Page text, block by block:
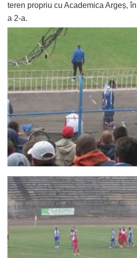
teren propriu cu Academica Argeș,
a 2-a.